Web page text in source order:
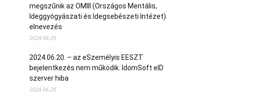
megszűnik az OMIII (Országos Mentális,
Ideggyógyászati és Idegsebészeti Intézet)
elnevezés
2024-06-29
2024.06.20. – az eSzemélyis EESZT
bejelentkezés nem működik. IdomSoft eID
szerver hiba
2024-06-20